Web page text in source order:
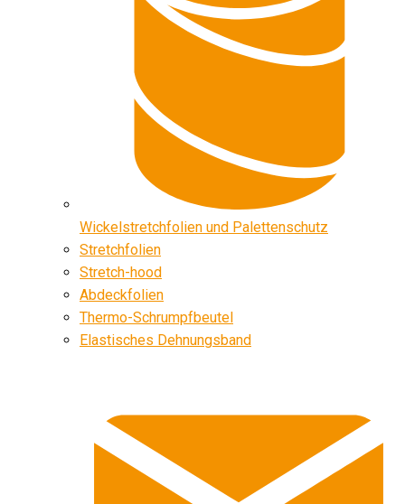
Wickelstretchfolien und Palettenschutz
Stretchfolien
Stretch-hood
Abdeckfolien
Thermo-Schrumpfbeutel
Elastisches Dehnungsband